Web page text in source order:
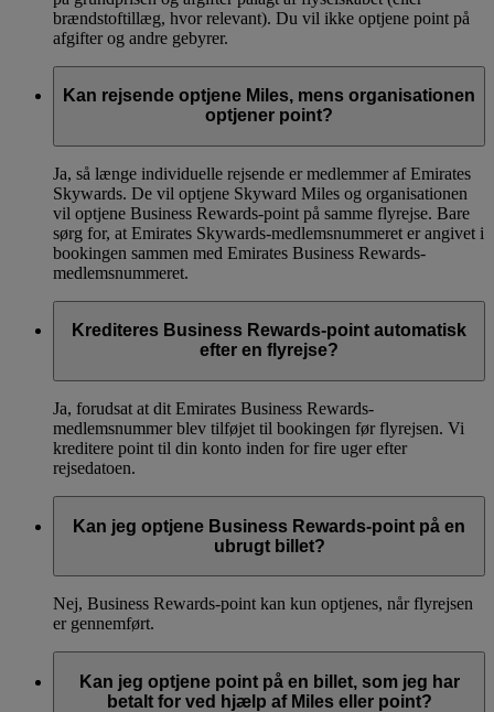
brændstoftillæg, hvor relevant). Du vil ikke optjene point på
afgifter og andre gebyrer.
Kan rejsende optjene Miles, mens organisationen
optjener point?
Ja, så længe individuelle rejsende er medlemmer af Emirates
Skywards. De vil optjene Skyward Miles og organisationen
vil optjene Business Rewards-point på samme flyrejse. Bare
sørg for, at Emirates Skywards-medlemsnummeret er angivet i
bookingen sammen med Emirates Business Rewards-
medlemsnummeret.
Krediteres Business Rewards-point automatisk
efter en flyrejse?
Ja, forudsat at dit Emirates Business Rewards-
medlemsnummer blev tilføjet til bookingen før flyrejsen. Vi
kreditere point til din konto inden for fire uger efter
rejsedatoen.
Kan jeg optjene Business Rewards-point på en
ubrugt billet?
Nej, Business Rewards-point kan kun optjenes, når flyrejsen
er gennemført.
Kan jeg optjene point på en billet, som jeg har
betalt for ved hjælp af Miles eller point?